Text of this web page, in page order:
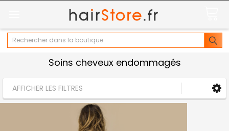
Rechercher
Soins cheveux endommagés
AFFICHER LES FILTRES